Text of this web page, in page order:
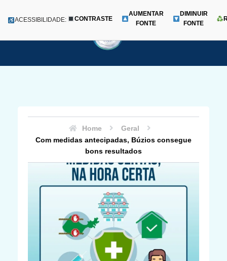
para
Menu
ACESSIBILIDADE: CONTRASTE
AUMENTAR
FONTE
DIMINUIR
FONTE
Home
Geral
Com medidas antecipadas, Búzios consegue
bons resultados